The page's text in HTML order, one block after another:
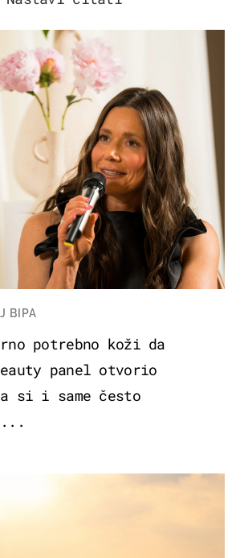
BIPA
potrebno koži da
panel otvorio
si i same često